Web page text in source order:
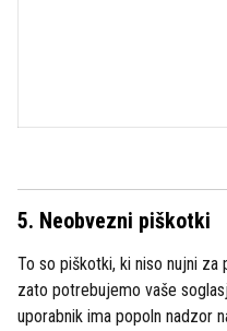
5. Neobvezni piškotki
To so piškotki, ki niso nujni za
zato potrebujemo vaše
uporabnik ima popoln nadzor